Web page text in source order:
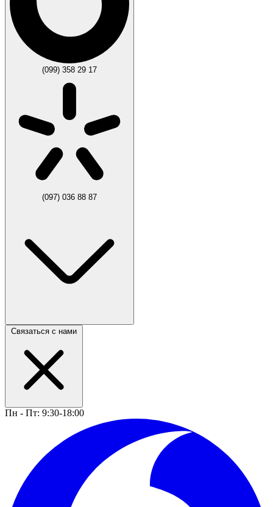
(099) 358 29 17
(097) 036 88 87
Связаться с нами
Пн - Пт: 9:30-18:00